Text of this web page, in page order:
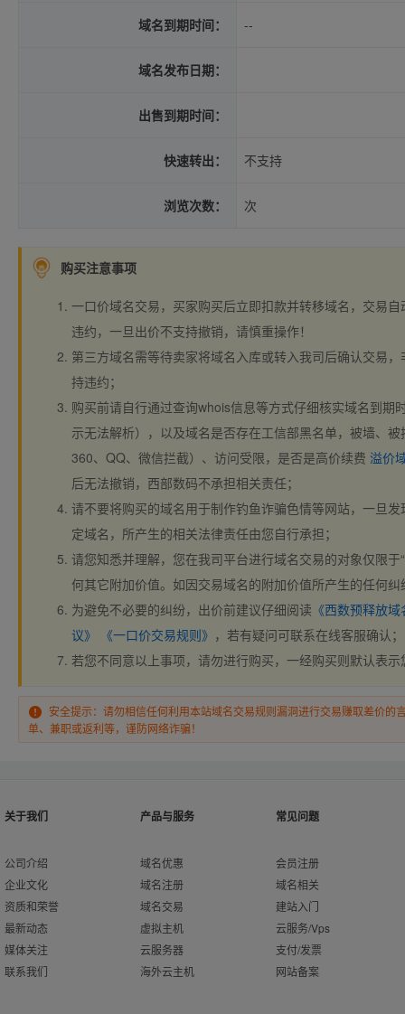
域名到期时间： --
域名发布日期：
出售到期时间：
快速转出： 不支持
浏览次数： 次
购买注意事项
一口价域名交易，买家购买后立即扣款并转移域名，交易
违约，一旦出价不支持撤销，请慎重操作！
第三方域名需等待卖家将域名入库或转入我司后确认交易
持违约；
购买前请自行通过查询whois信息等方式仔细核实域名到期
示无法解析），以及域名是否存在工信部黑名单，被墙、
360、QQ、微信拦截）、访问受限，是否是高价续费 溢价
后无法撤销，西部数码不承担相关责任；
请不要将购买的域名用于制作钓鱼诈骗色情等网站，一旦
定域名，所产生的相关法律责任由您自行承担；
请您知悉并理解，您在我司平台进行域名交易的对象仅限于
何其它附加价值。如因交易域名的附加价值所产生的任何
为避免不必要的纠纷，出价前建议仔细阅读 《西数预释放
议》
《一口价交易规则》 ，若有疑问可联系在线客服确认；
若您不同意以上事项，请勿进行购买，一经购买则默认表
安全提示：请勿相信任何利用本站域名交易规则漏洞进行交易赚取差价的
单、兼职或返利等，谨防网络诈骗！
关于我们
公司介绍
企业文化
资质和荣誉
最新动态
媒体关注
联系我们
产品与服务
域名优惠
域名注册
域名交易
虚拟主机
云服务器
海外云主机
常见问题
会员注册
域名相关
建站入门
云服务/Vps
支付/发票
网站备案